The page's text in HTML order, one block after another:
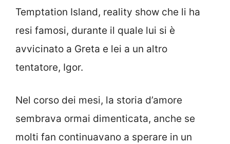
Temptation Island, reality show che li ha
resi famosi, durante il quale lui si è
avvicinato a Greta e lei a un altro
tentatore, Igor.
Nel corso dei mesi, la storia d’amore
sembrava ormai dimenticata, anche se
molti fan continuavano a sperare in un